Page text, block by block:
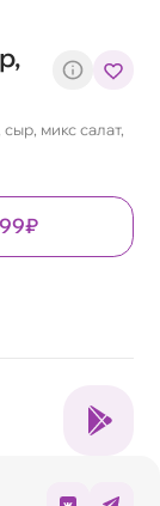
микс салат,